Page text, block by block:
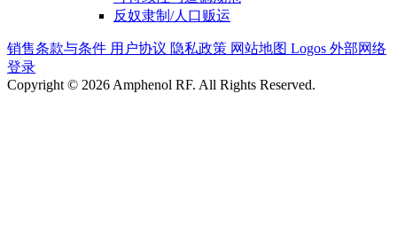
反奴隶制/人口贩运
销售条款与条件 用户协议 隐私政策 网站地图 Logos 外部网络
登录
Copyright © 2026 Amphenol RF. All Rights Reserved.